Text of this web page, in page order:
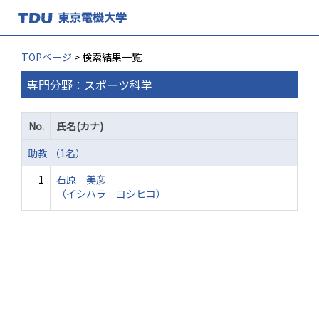
TOPページ > 検索結果一覧
専門分野：スポーツ科学
No.
氏名(カナ)
助教 （1名）
1
石原 美彦
（イシハラ ヨシヒコ）